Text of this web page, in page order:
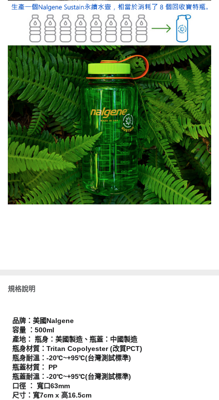
規格說明
品牌：美國Nalgene
容量 ：500ml
產地： 瓶身：美國製造、瓶蓋：中國製造
瓶身材質：Tritan Copolyester (改質PCT)
瓶身耐溫：-20℃~+95℃(台灣測試標準)
瓶蓋材質： PP
瓶蓋耐溫：-20℃~+95℃(台灣測試標準)
口徑 ： 寬口63mm
尺寸：寬7cm x 高16.5cm